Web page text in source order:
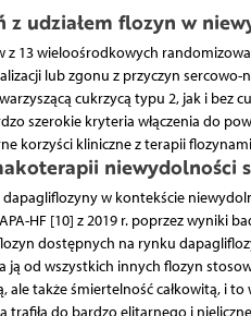
z udziałem flozyn w
13 wieloośrodkowych
lub zgonu z przyczyn sercowo-
cukrzycą typu 2, jak i bez
szerokie kryteria włączenia do
korzyści kliniczne z terapii
niewydolności
w kontekście
HF [10] z 2019 r. poprzez wyniki
dostępnych na rynku
od wszystkich innych flozyn
także śmiertelność całkowitą, i
trafiła do bardzo elitarnego i